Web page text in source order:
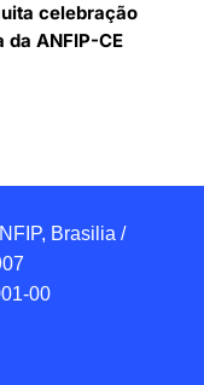
celebração
ANFIP-CE
Brasilia /
00